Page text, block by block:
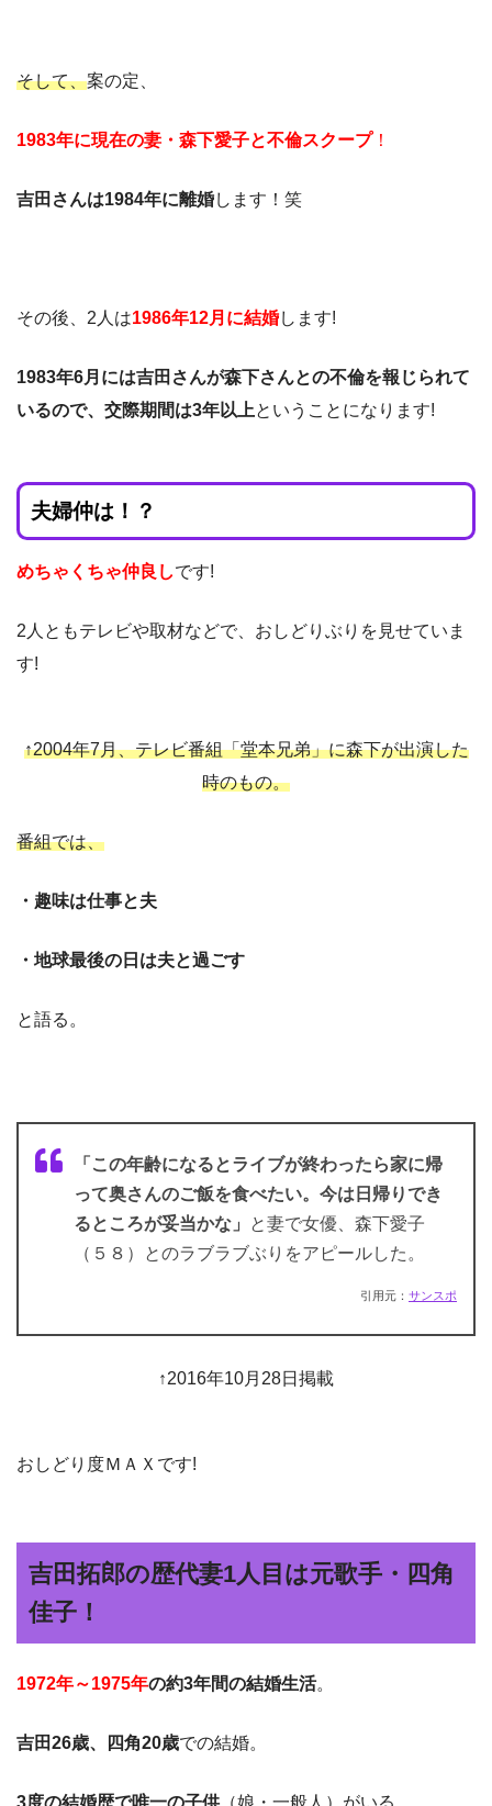
そして、案の定、
1983年に現在の妻・森下愛子と不倫スクープ！
吉田さんは1984年に離婚します！笑
その後、2人は1986年12月に結婚します!
1983年6月には吉田さんが森下さんとの不倫を報じられて
いるので、交際期間は3年以上ということになります!
夫婦仲は！？
めちゃくちゃ仲良しです!
2人ともテレビや取材などで、おしどりぶりを見せていま
す!
↑2004年7月、テレビ番組「堂本兄弟」に森下が出演した
時のもの。
番組では、
・趣味は仕事と夫
・地球最後の日は夫と過ごす
と語る。
「この年齢になるとライブが終わったら家に帰
って奥さんのご飯を食べたい。今は日帰りでき
るところが妥当かな」
と妻で女優、森下愛子
（５８）とのラブラブぶりをアピールした。
引用元： サンスポ
↑2016年10月28日掲載
おしどり度ＭＡＸです!
吉田拓郎の歴代妻1人目は元歌手・四角
佳子！
1972年～1975年の約3年間の結婚生活。
吉田26歳、四角20歳での結婚。